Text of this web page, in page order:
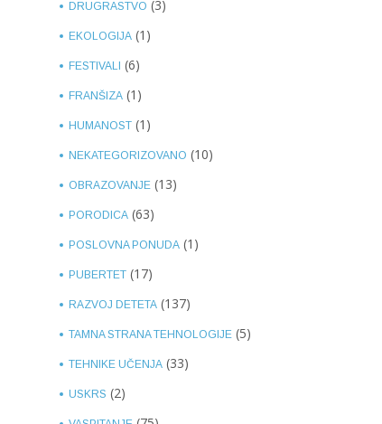
DRUGRASTVO (3)
EKOLOGIJA (1)
FESTIVALI (6)
FRANŠIZA (1)
HUMANOST (1)
NEKATEGORIZOVANO (10)
OBRAZOVANJE (13)
PORODICA (63)
POSLOVNA PONUDA (1)
PUBERTET (17)
RAZVOJ DETETA (137)
TAMNA STRANA TEHNOLOGIJE (5)
TEHNIKE UČENJA (33)
USKRS (2)